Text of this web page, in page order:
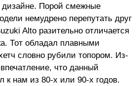
дизайне. Порой смежные
немудрено перепутать друг
Alto разительно отличается
Тот обладал плавными
словно рубили топором. Из-
что данный
к нам из 80-х или 90-х годов.